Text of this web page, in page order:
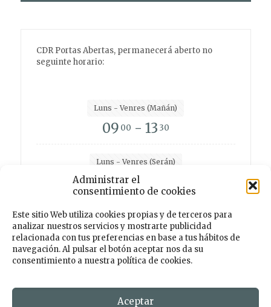
Administrar el
consentimiento de cookies
Este sitio Web utiliza cookies propias y de terceros para
analizar nuestros servicios y mostrarte publicidad
relacionada con tus preferencias en base a tus hábitos de
navegación. Al pulsar el botón aceptar nos da su
consentimiento a nuestra política de cookies.
Aceptar
CDR Portas Abertas, permanecerá aberto no
seguinte horario:
Luns - Venres (Mañán)
09 00 - 13 30
Luns - Venres (Serán)
1500- 19
Facebook Instagram Twitter TikTok
ABERTAS. Todos os dereitos reservados. Deseño e
Desenvolmemento